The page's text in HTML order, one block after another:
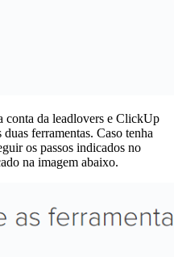
conta da leadlovers e ClickUp
ferramentas. Caso tenha
os passos indicados no
na imagem abaixo.